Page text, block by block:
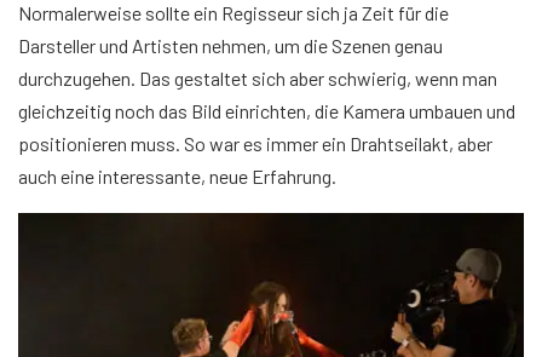
Normalerweise sollte ein Regisseur sich ja Zeit für die
Darsteller und Artisten nehmen, um die Szenen genau
durchzugehen. Das gestaltet sich aber schwierig, wenn man
gleichzeitig noch das Bild einrichten, die Kamera umbauen und
positionieren muss. So war es immer ein Drahtseilakt, aber
auch eine interessante, neue Erfahrung.